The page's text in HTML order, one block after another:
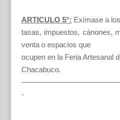
ARTICULO 5°: Exímase a
tasas, impuestos, cánones,
venta o espacios que
ocupen en la Feria Artesanal
Chacabuco.
-